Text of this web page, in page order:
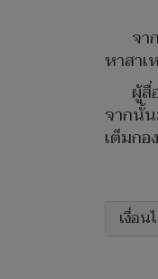
จา
หาสา
ผู้สื่
จากนั้
เต็มก
เงื่อน